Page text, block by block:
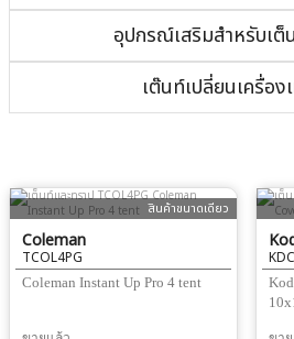
อุปกรณ์เสริมสำหรับเต็
เต๊นท์เปลี่ยนเครื่อ
สินค้าขนาดเดียว
Coleman
TCOL4PG
Coleman Instant Up Pro 4 tent